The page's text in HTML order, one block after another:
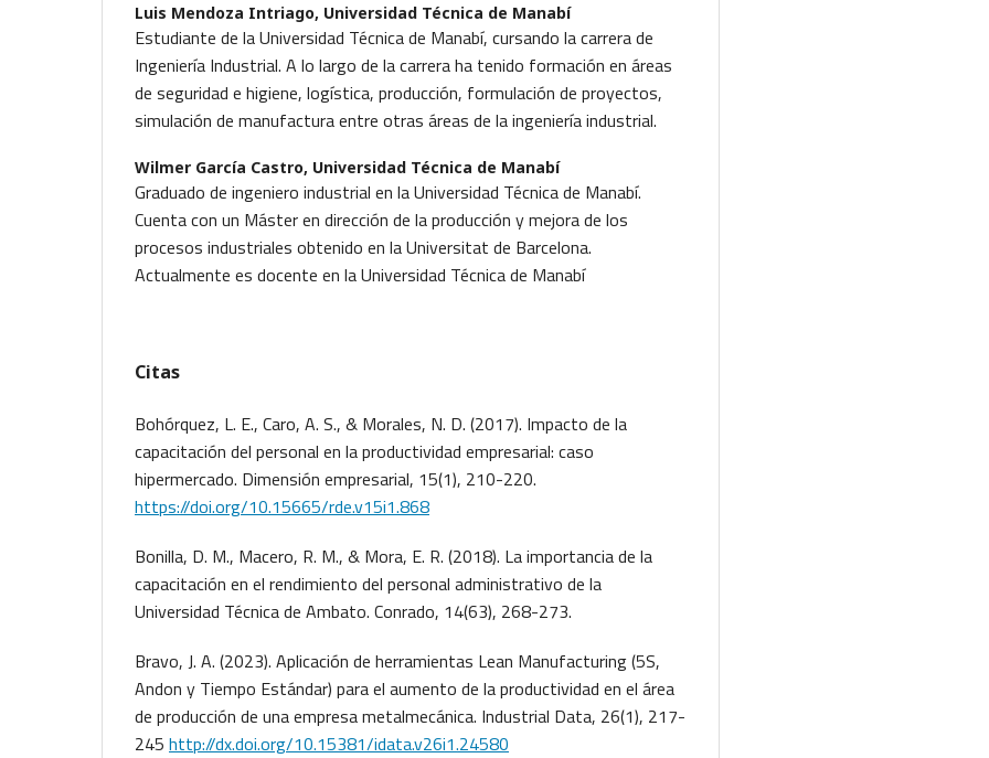
Luis Mendoza Intriago, Universidad Técnica de Manabí
Estudiante de la Universidad Técnica de Manabí, cursando la carrera de
Ingeniería Industrial. A lo largo de la carrera ha tenido formación en áreas
de seguridad e higiene, logística, producción, formulación de proyectos,
simulación de manufactura entre otras áreas de la ingeniería industrial.
Wilmer García Castro, Universidad Técnica de Manabí
Graduado de ingeniero industrial en la Universidad Técnica de Manabí.
Cuenta con un Máster en dirección de la producción y mejora de los
procesos industriales obtenido en la Universitat de Barcelona.
Actualmente es docente en la Universidad Técnica de Manabí
Citas
Bohórquez, L. E., Caro, A. S., & Morales, N. D. (2017). Impacto de la
capacitación del personal en la productividad empresarial: caso
hipermercado. Dimensión empresarial, 15(1), 210-220.
https://doi.org/10.15665/rde.v15i1.868
Bonilla, D. M., Macero, R. M., & Mora, E. R. (2018). La importancia de la
capacitación en el rendimiento del personal administrativo de la
Universidad Técnica de Ambato. Conrado, 14(63), 268-273.
Bravo, J. A. (2023). Aplicación de herramientas Lean Manufacturing (5S,
Andon y Tiempo Estándar) para el aumento de la productividad en el área
de producción de una empresa metalmecánica. Industrial Data, 26(1), 217-
245 http://dx.doi.org/10.15381/idata.v26i1.24580